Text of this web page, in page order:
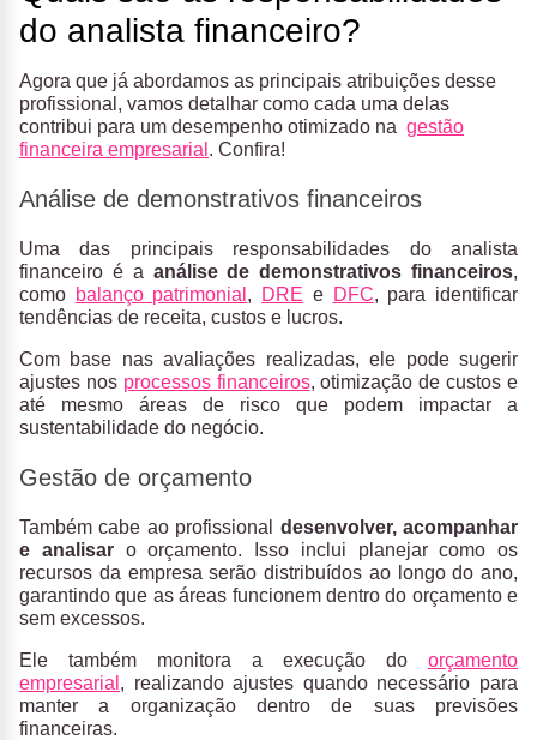
do analista financeiro?
Agora que já abordamos as principais atribuições desse
profissional, vamos detalhar como cada uma delas
contribui para um desempenho otimizado na gestão
financeira empresarial . Confira!
Análise de demonstrativos financeiros
Uma das principais responsabilidades do analista
financeiro é a análise de demonstrativos financeiros,
como balanço patrimonial , DRE e DFC, para identificar
tendências de receita, custos e lucros.
Com base nas avaliações realizadas, ele pode sugerir
ajustes nos processos financeiros, otimização de custos e
até mesmo áreas de risco que podem impactar a
sustentabilidade do negócio.
Gestão de orçamento
Também cabe ao profissional desenvolver, acompanhar
e analisaro orçamento. Isso inclui planejar como os
recursos da empresa serão distribuídos ao longo do ano,
garantindo que as áreas funcionem dentro do orçamento e
sem excessos.
Ele também monitora a execução do orçamento
empresarial , realizando ajustes quando necessário para
manter a organização dentro de suas previsões
financeiras.